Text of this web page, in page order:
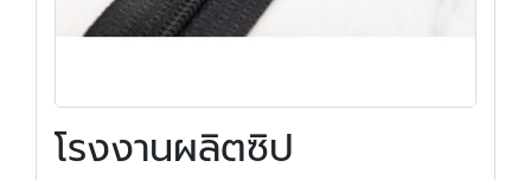
โรงงานผลิตซิป